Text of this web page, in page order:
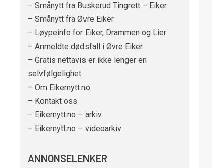
– Smånytt fra Buskerud Tingrett – Eiker
– Smånytt fra Øvre Eiker
– Løypeinfo for Eiker, Drammen og Lier
– Anmeldte dødsfall i Øvre Eiker
– Gratis nettavis er ikke lenger en
selvfølgelighet
– Om Eikernytt.no
– Kontakt oss
– Eikernytt.no – arkiv
– Eikernytt.no – videoarkiv
ANNONSELENKER